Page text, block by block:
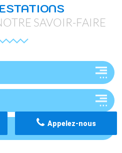
SAVOIR-FAIRE
Appelez-nous